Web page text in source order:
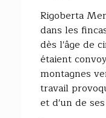
Rigoberta
dans les
dès l'âge de
étaient
montagnes
travail
et d'un de